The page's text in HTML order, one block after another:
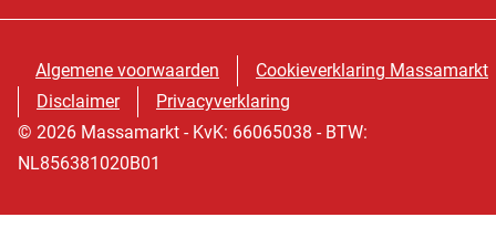
Algemene voorwaarden
Cookieverklaring Massamarkt
Disclaimer
Privacyverklaring
© 2026 Massamarkt - KvK: 66065038 - BTW:
NL856381020B01